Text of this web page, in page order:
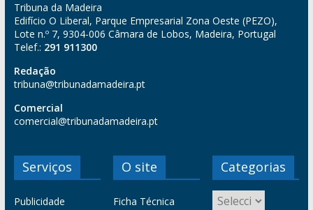
Tribuna da Madeira
Edifício O Liberal, Parque Empresarial Zona Oeste (PEZO),
Lote n.º 7, 9304-006 Câmara de Lobos, Madeira, Portugal
Telef.: 291 911300
Redação
tribuna@tribunadamadeira.pt
Comercial
comercial@tribunadamadeira.pt
Serviços
Publicidade
O site
Ficha Técnica
Categorias